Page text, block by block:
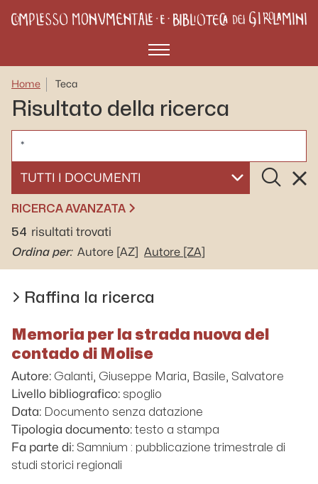
Menù
Home Teca
Risultato della ricerca
SELEZIONA UN DOCUMENTO
Cerca
RICERCA AVANZATA
54 risultati trovati
Ordina per: Autore [AZ] Autore [ZA]
Raffina la ricerca
Memoria per la strada nuova del
contado di Molise
Autore: Galanti, Giuseppe Maria, Basile, Salvatore
Livello bibliografico: spoglio
Data: Documento senza datazione
Tipologia documento: testo a stampa
Fa parte di: Samnium : pubblicazione trimestrale di
studi storici regionali